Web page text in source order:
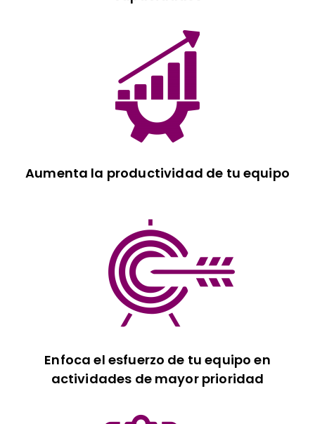
Aumenta la productividad de tu equipo
Enfoca el esfuerzo de tu equipo en
actividades de mayor prioridad